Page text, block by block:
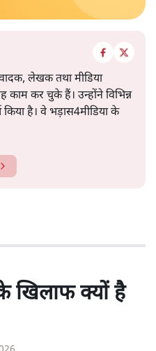
लेखक तथा मीडिया
काम कर चुके हैं। उन्होंने विभिन्न
है। वे भड़ास4मीडिया के
खिलाफ क्यों है